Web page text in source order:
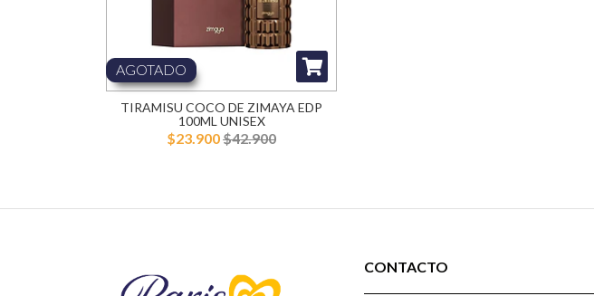
AGOTADO
TIRAMISU COCO DE ZIMAYA EDP
100ML UNISEX
$23.900$42.900
CONTACTO